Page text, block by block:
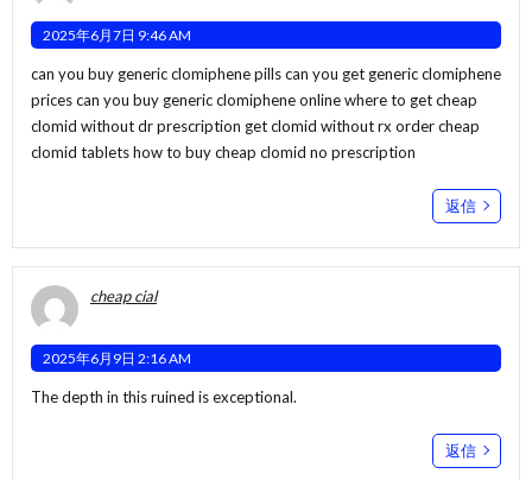
2025年6月7日 9:46 AM
can you buy generic clomiphene pills can you get generic clomiphene
prices can you buy generic clomiphene onlinewhere to get cheap
clomid without dr prescription get clomid without rx order cheap
clomid tablets how to buy cheap clomid no prescription
返信
cheap cial
2025年6月9日 2:16 AM
The depth in this ruined is exceptional.
返信